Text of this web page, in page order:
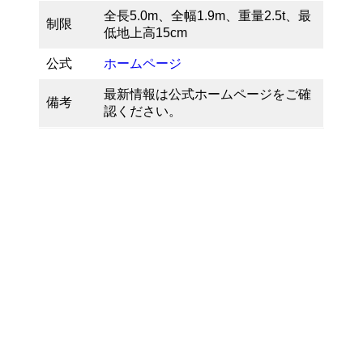
制限
全長5.0m、全幅1.9m、重量2.5t、最
低地上高15cm
公式 ホームページ
備考
最新情報は公式ホームページをご確
認ください。